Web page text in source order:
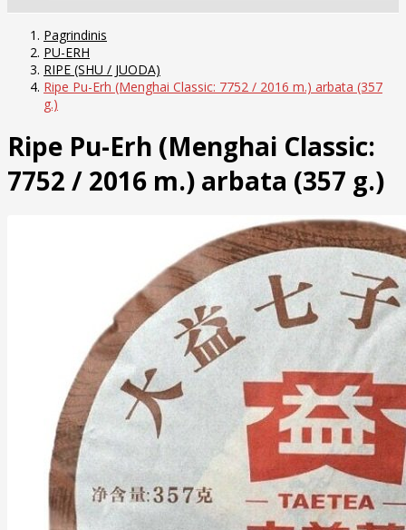
Pagrindinis
PU-ERH
RIPE (SHU / JUODA)
Ripe Pu-Erh (Menghai Classic: 7752 / 2016 m.) arbata (357
g.)
Ripe Pu-Erh (Menghai Classic:
7752 / 2016 m.) arbata (357 g.)